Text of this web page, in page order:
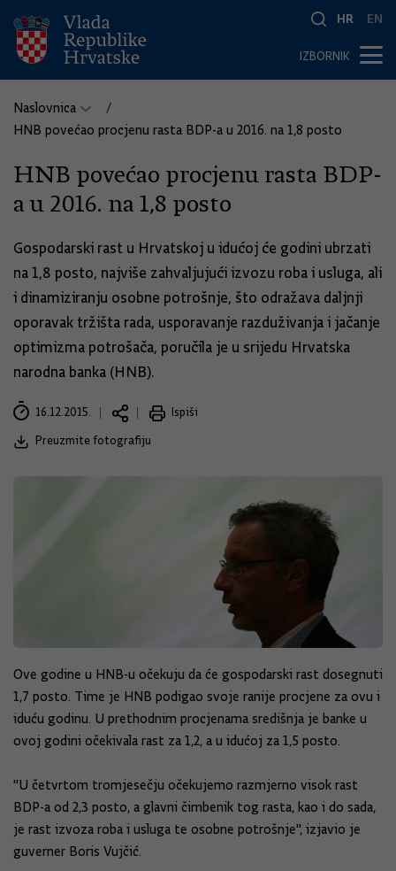
HR EN
IZBORNIK
Naslovnica
HNB povećao procjenu rasta BDP-a u 2016. na 1,8 posto
HNB povećao procjenu rasta BDP-
a u 2016. na 1,8 posto
Gospodarski rast u Hrvatskoj u idućoj će godini ubrzati
na 1,8 posto, najviše zahvaljujući izvozu roba i usluga, ali
i dinamiziranju osobne potrošnje, što odražava daljnji
oporavak tržišta rada, usporavanje razduživanja i jačanje
optimizma potrošača, poručila je u srijedu Hrvatska
narodna banka (HNB).
16.12.2015.
Ispiši
Preuzmite fotografiju
Ove godine u HNB-u očekuju da će gospodarski rast dosegnuti
1,7 posto. Time je HNB podigao svoje ranije procjene za ovu i
iduću godinu. U prethodnim procjenama središnja je banke u
ovoj godini očekivala rast za 1,2, a u idućoj za 1,5 posto.
"U četvrtom tromjesečju očekujemo razmjerno visok rast
BDP-a od 2,3 posto, a glavni čimbenik tog rasta, kao i do sada,
je rast izvoza roba i usluga te osobne potrošnje", izjavio je
guverner Boris Vujčić.